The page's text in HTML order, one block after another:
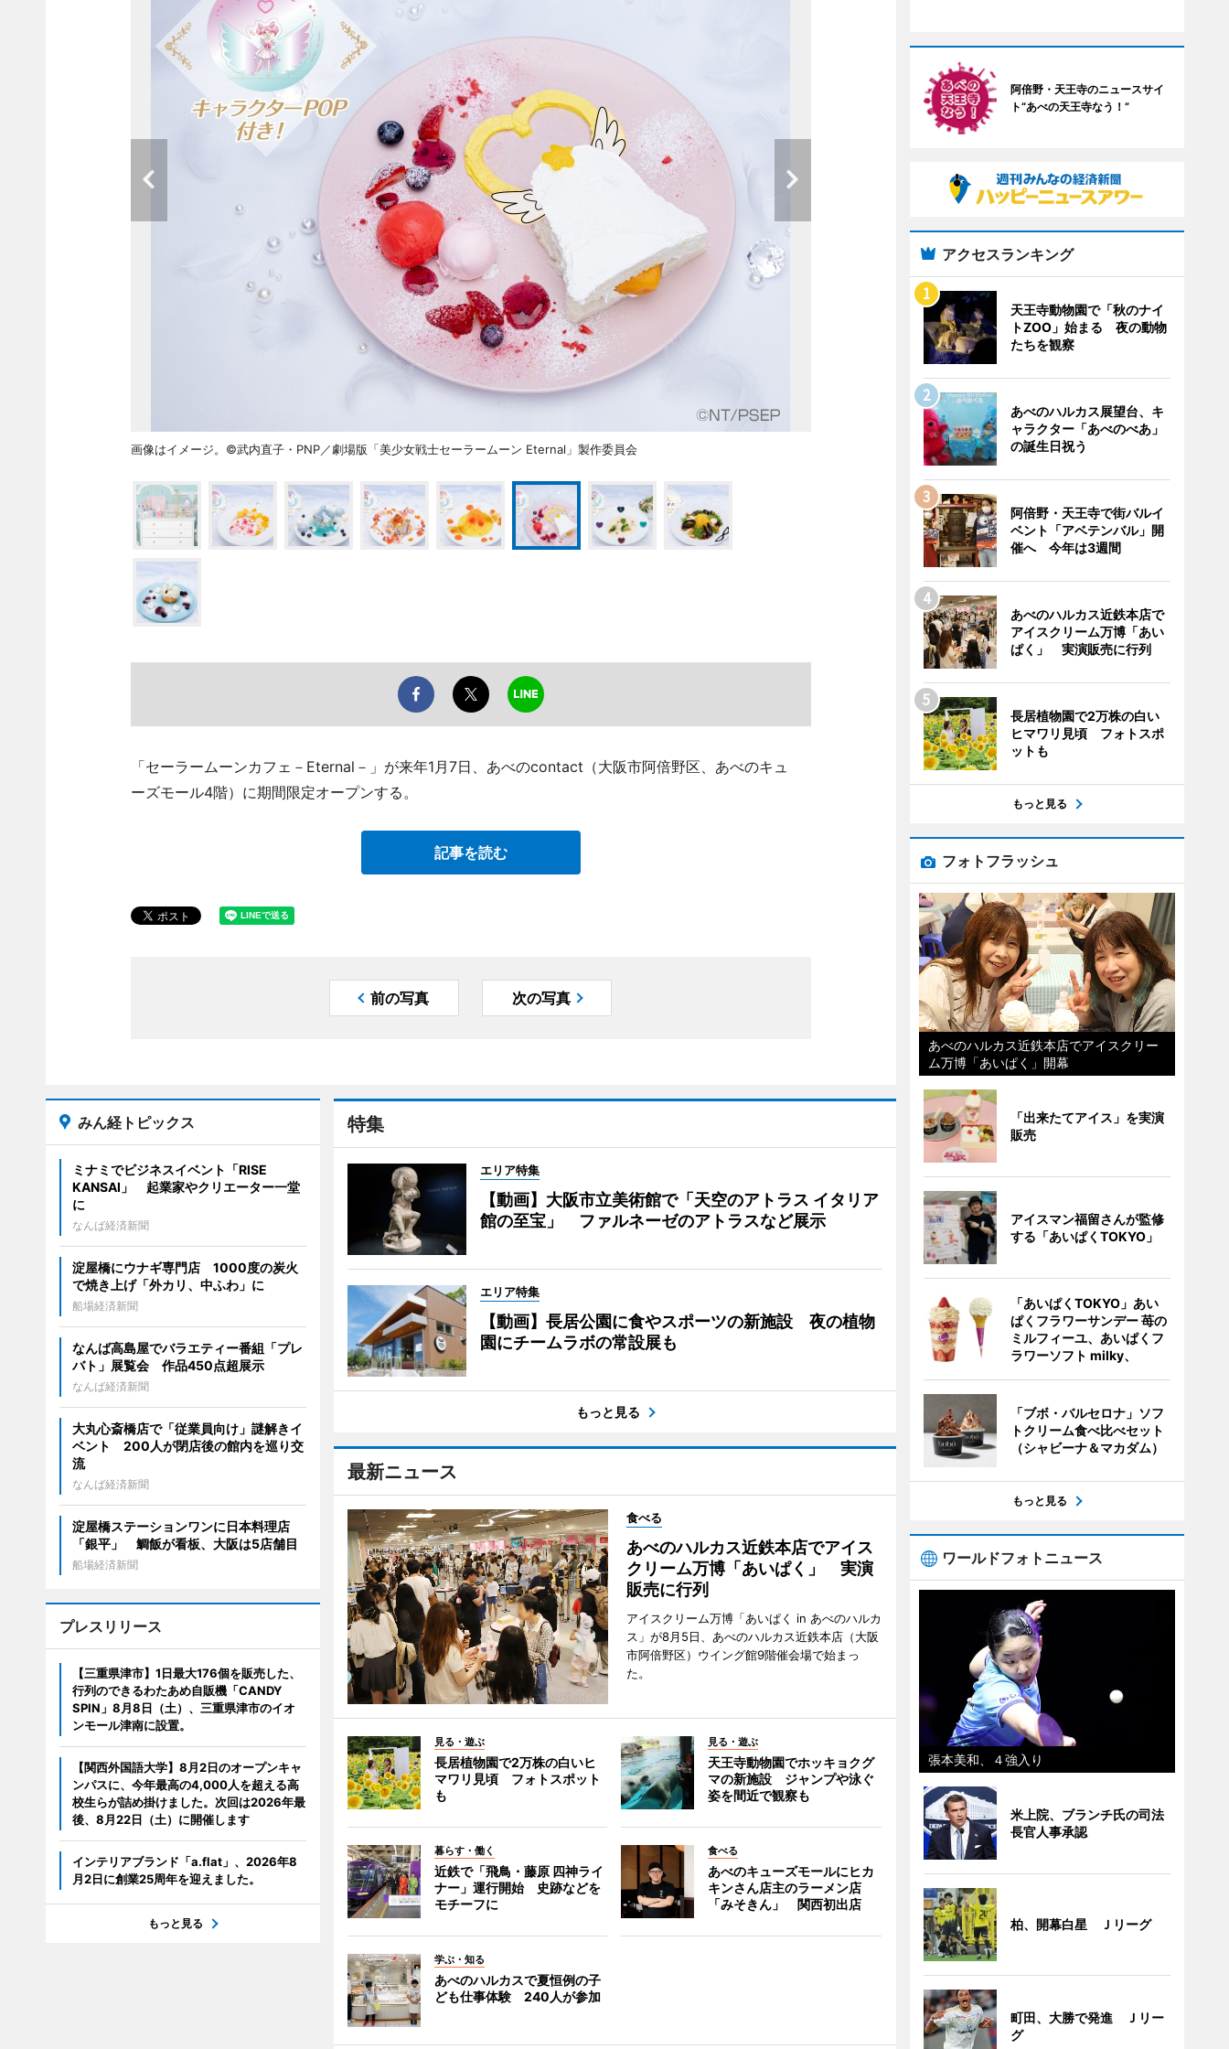
画像はイメージ。©武内直子・PNP／劇場版「美少女戦士セーラームーン Eternal」製作委員会
「セーラームーンカフェ－Eternal－」が来年1月7日、あべのcontact（大阪市阿倍野区、あべのキュ
ーズモール4階）に期間限定オープンする。
記事を読む
前の写真 次の写真
特集
エリア特集
【動画】大阪市立美術館で「天空のアトラス イタリア
館の至宝」 ファルネーゼのアトラスなど展示
エリア特集
【動画】長居公園に食やスポーツの新施設 夜の植物
園にチームラボの常設展も
もっと見る
最新ニュース
食べる
あべのハルカス近鉄本店でアイス
クリーム万博「あいぱく」 実演
販売に行列
アイスクリーム万博「あいぱく in あべのハルカ
ス」が8月5日、あべのハルカス近鉄本店（大阪
市阿倍野区）ウイング館9階催会場で始まっ
た。
見る・遊ぶ
長居植物園で2万株の白いヒ
マワリ見頃 フォトスポット
も
見る・遊ぶ
天王寺動物園でホッキョクグ
マの新施設 ジャンプや泳ぐ
姿を間近で観察も
暮らす・働く
近鉄で「飛鳥・藤原 四神ライ
ナー」運行開始 史跡などを
モチーフに
食べる
あべのキューズモールにヒカ
キンさん店主のラーメン店
「みそきん」 関西初出店
学ぶ・知る
あべのハルカスで夏恒例の子
ども仕事体験 240人が参加
みん経トピックス
ミナミでビジネスイベント「RISE
KANSAI」 起業家やクリエーター一堂
に
なんば経済新聞
淀屋橋にウナギ専門店 1000度の炭火
で焼き上げ「外カリ、中ふわ」に
船場経済新聞
なんば高島屋でバラエティー番組「プレ
バト」展覧会 作品450点超展示
なんば経済新聞
大丸心斎橋店で「従業員向け」謎解きイ
ベント 200人が閉店後の館内を巡り交
流
なんば経済新聞
淀屋橋ステーションワンに日本料理店
「銀平」 鯛飯が看板、大阪は5店舗目
船場経済新聞
プレスリリース
【三重県津市】1日最大176個を販売した、
行列のできるわたあめ自販機「CANDY
SPIN」8月8日（土）、三重県津市のイオ
ンモール津南に設置。
【関西外国語大学】8月2日のオープンキャ
ンパスに、今年最高の4,000人を超える高
校生らが詰め掛けました。次回は2026年最
後、8月22日（土）に開催します
インテリアブランド「a.flat」、2026年8
月2日に創業25周年を迎えました。
もっと見る
阿倍野・天王寺のニュースサイ
ト“あべの天王寺なう！”
アクセスランキング
天王寺動物園で「秋のナイ
トZOO」始まる 夜の動物
たちを観察
あべのハルカス展望台、キ
ャラクター「あべのべあ」
の誕生日祝う
阿倍野・天王寺で街バルイ
ベント「アベテンバル」開
催へ 今年は3週間
あべのハルカス近鉄本店で
アイスクリーム万博「あい
ぱく」 実演販売に行列
長居植物園で2万株の白い
ヒマワリ見頃 フォトスポ
ットも
もっと見る
フォトフラッシュ
あべのハルカス近鉄本店でアイスクリー
ム万博「あいぱく」開幕
「出来たてアイス」を実演
販売
アイスマン福留さんが監修
する「あいぱくTOKYO」
「あいぱくTOKYO」あい
ぱくフラワーサンデー 苺の
ミルフィーユ、あいぱくフ
ラワーソフト milky、
「ブボ・バルセロナ」ソフ
トクリーム食べ比べセット
（シャビーナ＆マカダム）
もっと見る
ワールドフォトニュース
張本美和、４強入り
米上院、ブランチ氏の司法
長官人事承認
柏、開幕白星 Ｊリーグ
町田、大勝で発進 Ｊリー
グ